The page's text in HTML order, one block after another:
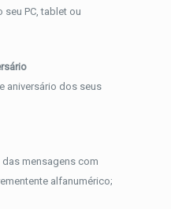
seu PC, tablet ou
aniversário dos seus
mensagens com
alfanumérico;